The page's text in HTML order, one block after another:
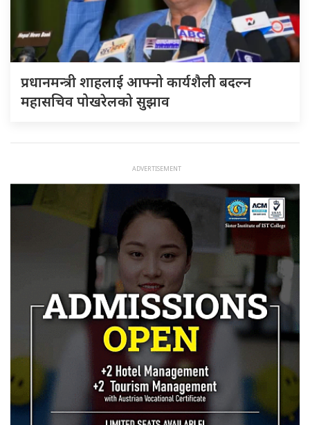
प्रधानमन्त्री शाहलाई आफ्नो कार्यशैली बदल्न
महासचिव पोखरेलको सुझाव